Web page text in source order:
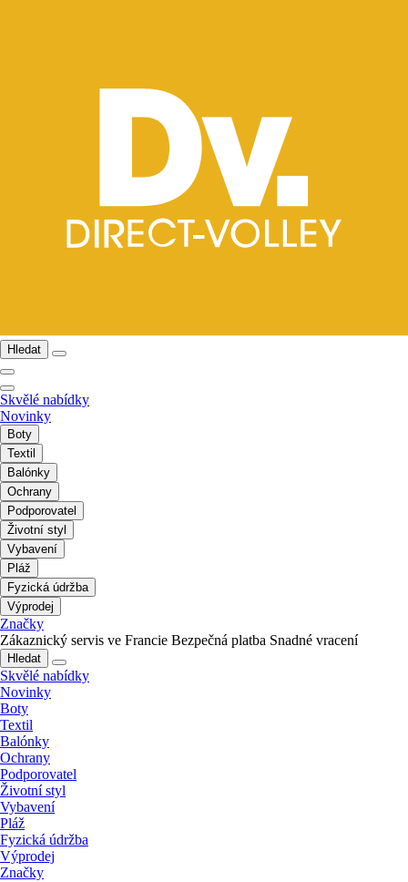
Hledat
Skvělé nabídky
Novinky
Boty
Textil
Balónky
Ochrany
Podporovatel
Životní styl
Vybavení
Pláž
Fyzická údržba
Výprodej
Značky
Zákaznický servis ve Francie Bezpečná platba Snadné vracení
Hledat
Skvělé nabídky
Novinky
Boty
Textil
Balónky
Ochrany
Podporovatel
Životní styl
Vybavení
Pláž
Fyzická údržba
Výprodej
Značky